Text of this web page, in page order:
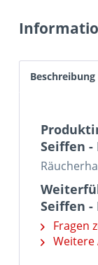
Beschreibung
Seiffen -
Seiffen -
Fragen
Weitere